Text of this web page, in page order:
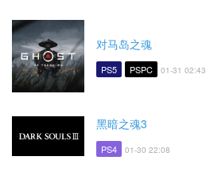
对马岛之魂
PS5 PSPC 01-31 02:43
黑暗之魂3
PS4 01-30 22:08